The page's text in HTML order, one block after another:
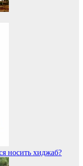
носить хиджаб?